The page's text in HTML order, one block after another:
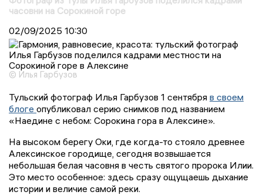
часовни на Сорокиной горе
02/09/2025 10:30
© Илья Гарбузов
Тульский фотограф Илья Гарбузов 1 сентября в своем
блоге опубликовал серию снимков под названием
«Наедине с небом: Сорокина гора в Алексине».
На высоком берегу Оки, где когда-то стояло древнее
Алекcинское городище, сегодня возвышается
небольшая белая часовня в честь святого пророка Илии.
Это место особенное: здесь сразу ощущаешь дыхание
истории и величие самой реки.